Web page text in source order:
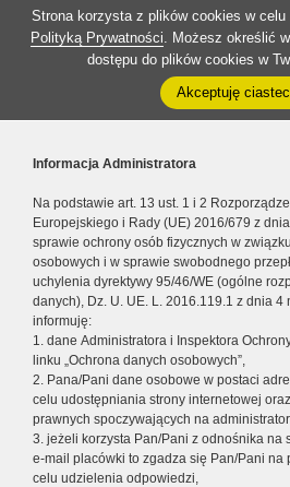
Strona korzysta z plików cookies w celu
Polityką Prywatności. Możesz określić
dostępu do plików cookies w
Akceptuję
Informacja Administratora
Na podstawie art. 13 ust. 1 i 2
Europejskiego i Rady (UE) 2016/679 z
sprawie ochrony osób fizycznych w
osobowych i w sprawie swobodnego
uchylenia dyrektywy 95/46/WE (ogólne
danych), Dz. U. UE. L. 2016.119.1 z dnia 4
informuję:
1. dane Administratora i Inspektora
linku „Ochrona danych osobowych”,
2. Pana/Pani dane osobowe w postaci
celu udostępniania strony internetowej
prawnych spoczywających na
3. jeżeli korzysta Pan/Pani z odnośnika na
e-mail placówki to zgadza się Pan/Pani na
celu udzielenia odpowiedzi,